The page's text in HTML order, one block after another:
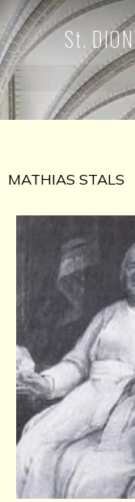
St.
MATHIAS STALS